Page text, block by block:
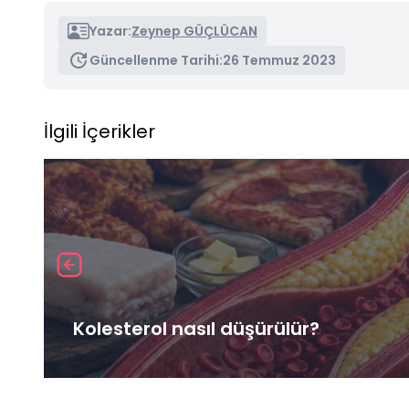
Yazar:Zeynep GÜÇLÜCAN
Güncellenme Tarihi:26 Temmuz 2023
İlgili İçerikler
Kolesterol nasıl düşürülür?